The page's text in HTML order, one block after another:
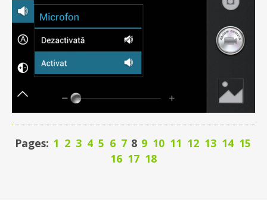
Pages: 1 2 3 4 5 6 7 8 9 10 11 12 13 14 15
16 17 18